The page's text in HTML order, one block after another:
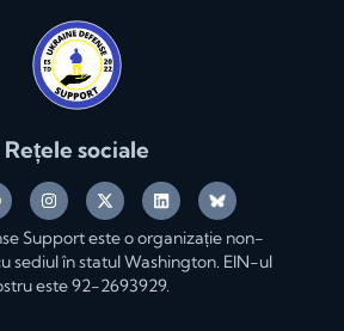
Rețele sociale
Support este o organizație non-
sediul în statul Washington. EIN-ul
este 92-2693929.